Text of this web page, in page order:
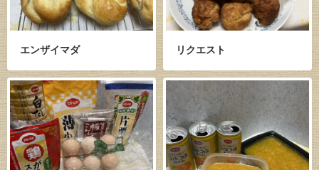
エンザイマダ リクエスト